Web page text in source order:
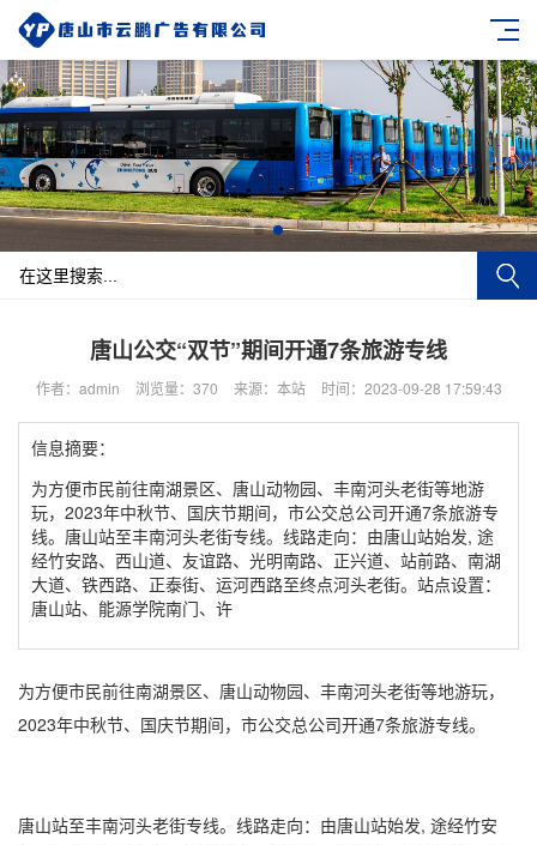
唐山公交“双节”期间开通7条旅游专线
作者：admin 浏览量：370 来源：本站 时间：2023-09-28 17:59:43
信息摘要：
为方便市民前往南湖景区、唐山动物园、丰南河头老街等地游
玩，2023年中秋节、国庆节期间，市公交总公司开通7条旅游专
线。唐山站至丰南河头老街专线。线路走向：由唐山站始发, 途
经竹安路、西山道、友谊路、光明南路、正兴道、站前路、南湖
大道、铁西路、正泰街、运河西路至终点河头老街。站点设置：
唐山站、能源学院南门、许
为方便市民前往南湖景区、唐山动物园、丰南河头老街等地游玩，
2023年中秋节、国庆节期间，市公交总公司开通7条旅游专线。
唐山站至丰南河头老街专线。线路走向：由唐山站始发, 途经竹安